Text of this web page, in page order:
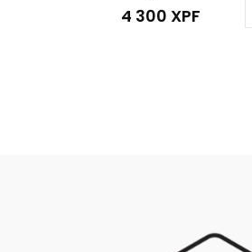
4 300 XPF